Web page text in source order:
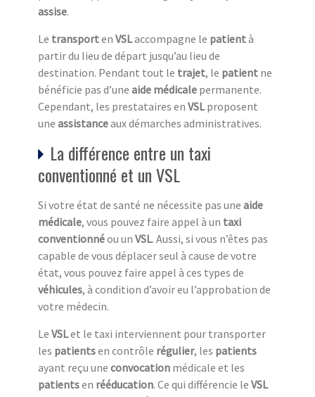
assise.
Le transporten VSLaccompagne le patientà
partir du lieu de départ jusqu’au lieu de
destination. Pendant tout le trajet, le patient ne
bénéficie pas d’une aide médicale permanente.
Cependant, les prestataires en VSLproposent
une assistanceaux démarches administratives.
La différence entre un taxi
conventionné et un VSL
Si votre état de santé ne nécessite pas une aide
médicale, vous pouvez faire appel à un taxi
conventionnéou un VSL. Aussi, si vous n’êtes pas
capable de vous déplacer seul à cause de votre
état, vous pouvez faire appel à ces types de
véhicules, à condition d’avoir eu l’approbation de
votre médecin.
Le VSLet le taxi interviennent pour transporter
les patientsen contrôle régulier, les patients
ayant reçu une convocation médicale et les
patientsen rééducation. Ce qui différencie le VSL